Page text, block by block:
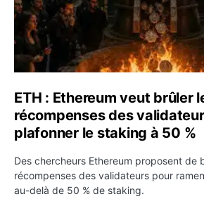
ETH : Ethereum veut brûler
récompenses des
plafonner le staking à 50 %
Des chercheurs Ethereum proposent de
récompenses des validateurs pour
au-delà de 50 % de staking.